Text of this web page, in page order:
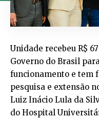
Unidade recebeu R$
Governo do Brasil
funcionamento e tem
pesquisa e extensão
Luiz Inácio Lula da
do Hospital